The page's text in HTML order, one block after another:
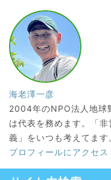
海老澤一彦
2004年のNPO法人地球
は代表を務めます。「
義」をいつも考えてます
プロフィールにアクセス